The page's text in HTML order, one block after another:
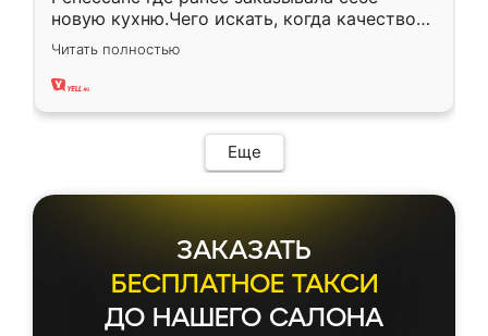
новую кухню.Чего искать, когда качеством
вполне довольна. Служит кухня уже почти
два года, нареканий нет.
Читать полностью
Еще
ЗАКАЗАТЬ
БЕСПЛАТНОЕ ТАКСИ
ДО НАШЕГО САЛОНА